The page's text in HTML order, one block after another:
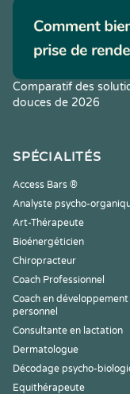
Comparatif des
douces de 2026
SPÉCIALITÉS
Access Bars ®
Analyste psycho-
Art-Thérapeute
Bioénergéticien
Chiropracteur
Coach Professionnel
Coach en développement
personnel
Consultante en lactation
Dermatologue
Décodage psycho-
Equithérapeute